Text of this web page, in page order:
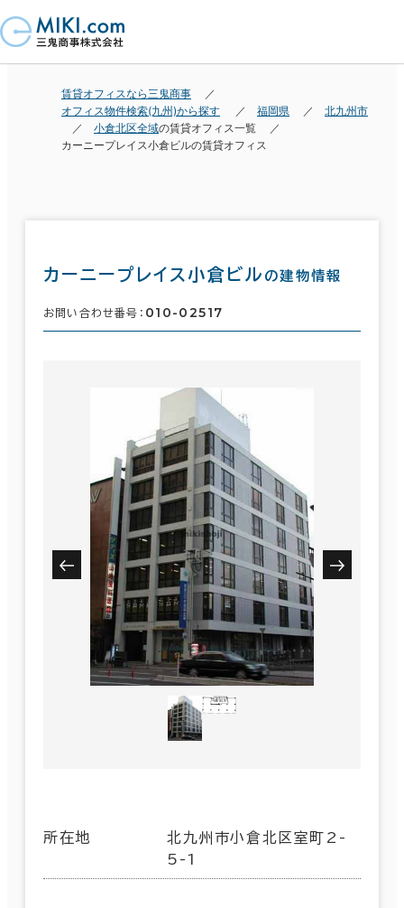
賃貸オフィスなら三鬼商事
オフィス物件検索(九州)から探す
福岡県
北九州市
小倉北区全域の賃貸オフィス一覧
カーニープレイス小倉ビルの賃貸オフィス
カーニープレイス小倉ビル の建物情報
お問い合わせ番号： 010-02517
所在地
北九州市小倉北区室町2-
5-1